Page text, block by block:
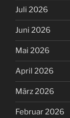
Juli 2026
Juni 2026
Mai 2026
April 2026
März 2026
Februar 2026